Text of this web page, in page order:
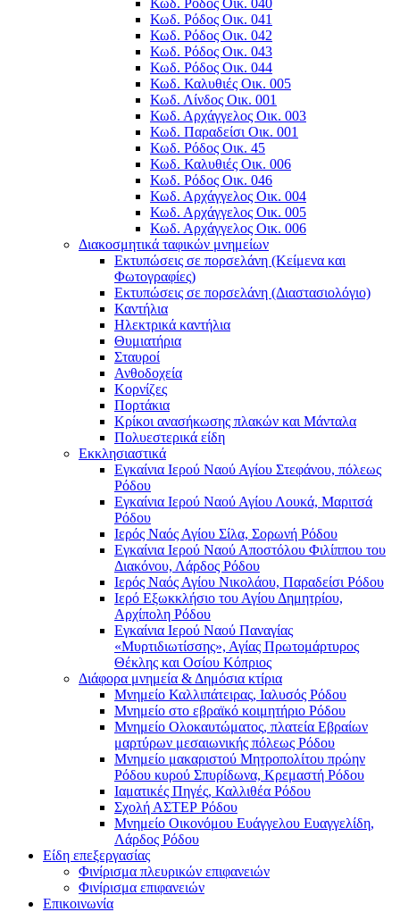
Κωδ. Ρόδος Οικ. 040
Κωδ. Ρόδος Οικ. 041
Κωδ. Ρόδος Οικ. 042
Κωδ. Ρόδος Οικ. 043
Κωδ. Ρόδος Οικ. 044
Κωδ. Καλυθιές Οικ. 005
Κωδ. Λίνδος Οικ. 001
Κωδ. Αρχάγγελος Οικ. 003
Κωδ. Παραδείσι Οικ. 001
Κωδ. Ρόδος Οικ. 45
Κωδ. Καλυθιές Οικ. 006
Κωδ. Ρόδος Οικ. 046
Κωδ. Αρχάγγελος Οικ. 004
Κωδ. Αρχάγγελος Οικ. 005
Κωδ. Αρχάγγελος Οικ. 006
Διακοσμητικά ταφικών μνημείων
Εκτυπώσεις σε πορσελάνη (Κείμενα και
Φωτογραφίες)
Εκτυπώσεις σε πορσελάνη (Διαστασιολόγιο)
Καντήλια
Ηλεκτρικά καντήλια
Θυμιατήρια
Σταυροί
Ανθοδοχεία
Κορνίζες
Πορτάκια
Κρίκοι ανασήκωσης πλακών και Μάνταλα
Πολυεστερικά είδη
Εκκλησιαστικά
Εγκαίνια Ιερού Ναού Αγίου Στεφάνου, πόλεως
Ρόδου
Εγκαίνια Ιερού Ναού Αγίου Λουκά, Μαριτσά
Ρόδου
Ιερός Ναός Αγίου Σίλα, Σορωνή Ρόδου
Εγκαίνια Ιερού Ναού Αποστόλου Φιλίππου του
Διακόνου, Λάρδος Ρόδου
Ιερός Ναός Αγίου Νικολάου, Παραδείσι Ρόδου
Ιερό Εξωκκλήσιο του Αγίου Δημητρίου,
Αρχίπολη Ρόδου
Εγκαίνια Ιερού Ναού Παναγίας
«Μυρτιδιωτίσσης», Αγίας Πρωτομάρτυρος
Θέκλης και Οσίου Κόπριος
Διάφορα μνημεία & Δημόσια κτίρια
Μνημείο Καλλιπάτειρας, Ιαλυσός Ρόδου
Μνημείο στο εβραϊκό κοιμητήριο Ρόδου
Μνημείο Ολοκαυτώματος, πλατεία Εβραίων
μαρτύρων μεσαιωνικής πόλεως Ρόδου
Μνημείο μακαριστού Μητροπολίτου πρώην
Ρόδου κυρού Σπυρίδωνα, Κρεμαστή Ρόδου
Ιαματικές Πηγές, Καλλιθέα Ρόδου
Σχολή ΑΣΤΕΡ Ρόδου
Μνημείο Οικονόμου Ευάγγελου Ευαγγελίδη,
Λάρδος Ρόδου
Είδη επεξεργασίας
Φινίρισμα πλευρικών επιφανειών
Φινίρισμα επιφανειών
Επικοινωνία